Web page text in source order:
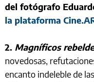
del fotógrafo
la plataforma
2. Magníficos
novedosas,
encanto indeleble de